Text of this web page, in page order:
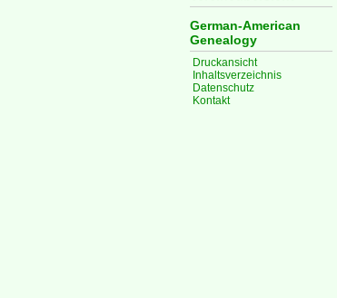
German-American
Genealogy
Druckansicht
Inhaltsverzeichnis
Datenschutz
Kontakt